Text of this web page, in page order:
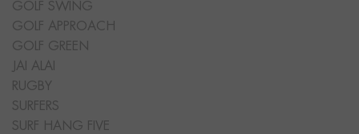
GOLF SWING
GOLF APPROACH
GOLF GREEN
JAI ALAI
RUGBY
SURFERS
SURF HANG FIVE